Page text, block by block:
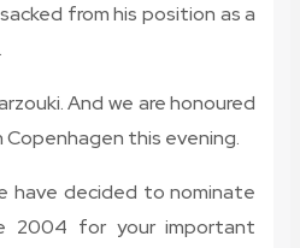
from his position as a
And we are honoured
Copenhagen this evening.
have decided to nominate
2004 for your important